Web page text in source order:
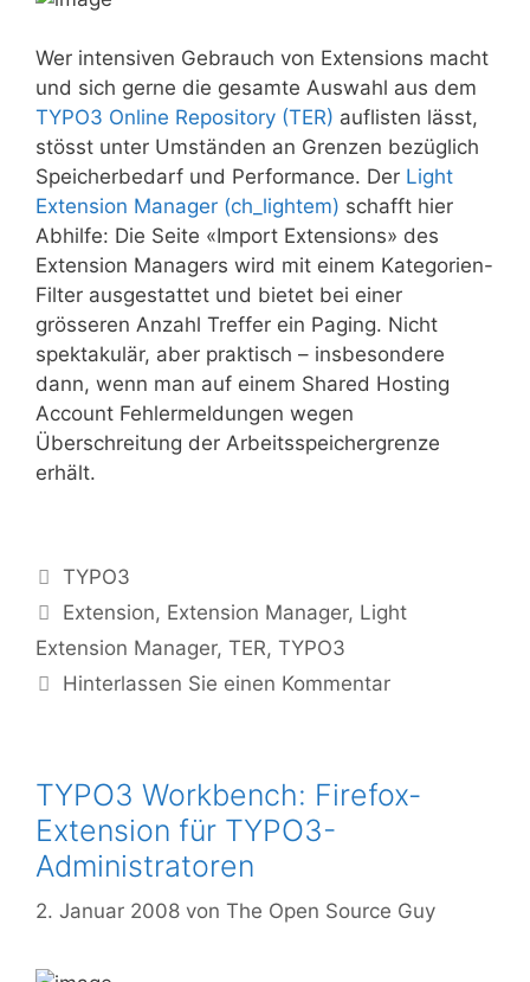
Wer intensiven Gebrauch von Extensions macht
und sich gerne die gesamte Auswahl aus dem
TYPO3 Online Repository (TER) auflisten lässt,
stösst unter Umständen an Grenzen bezüglich
Speicherbedarf und Performance. Der Light
Extension Manager (ch_lightem) schafft hier
Abhilfe: Die Seite «Import Extensions» des
Extension Managers wird mit einem Kategorien-
Filter ausgestattet und bietet bei einer
grösseren Anzahl Treffer ein Paging. Nicht
spektakulär, aber praktisch – insbesondere
dann, wenn man auf einem Shared Hosting
Account Fehlermeldungen wegen
Überschreitung der Arbeitsspeichergrenze
erhält.
Kategorien
TYPO3
Tags
Extension, Extension Manager, Light
Extension Manager, TER, TYPO3
Hinterlassen Sie einen Kommentar
TYPO3 Workbench: Firefox-
Extension für TYPO3-
Administratoren
2. Januar 2008 von The Open Source Guy